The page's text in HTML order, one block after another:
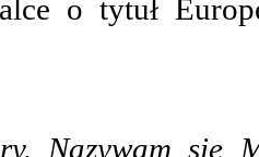
o tytuł
Nazywam się